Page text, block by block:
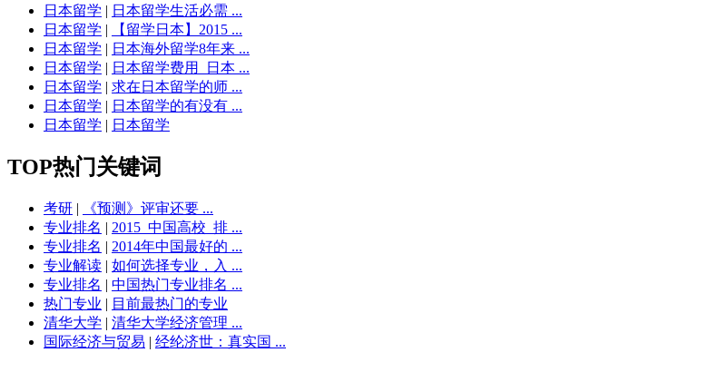
日本留学 | 日本留学生活必需 ...
日本留学 |
【留学日本】2015 ...
日本留学 | 日本海外留学8年来 ...
日本留学 | 日本留学费用_日本 ...
日本留学 | 求在日本留学的师 ...
日本留学 | 日本留学的有没有 ...
日本留学 | 日本留学
TOP热门关键词
考研 |
《预测》评审还要 ...
专业排名 | 2015_中国高校_排 ...
专业排名 | 2014年中国最好的 ...
专业解读 | 如何选择专业，入 ...
专业排名 | 中国热门专业排名 ...
热门专业 | 目前最热门的专业
清华大学 | 清华大学经济管理 ...
国际经济与贸易 | 经纶济世：真实国 ...